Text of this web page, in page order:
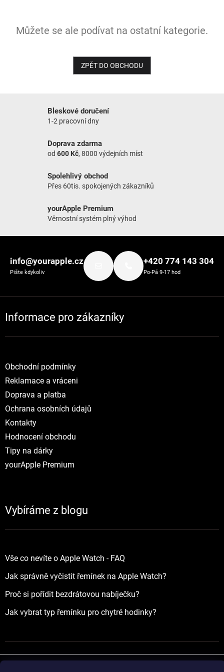
Můžete se ale podívat na ostatní kategorie.
ZPĚT DO OBCHODU
Bleskové doručení
1-2 pracovní dny
Doprava zdarma
od 600 Kč, 8000 výdejních míst
Spolehlivý obchod
Přes 60tis. spokojených zákazníků
yourApple Premium
Věrnostní systém plný výhod
info@yourapple.cz
Pište kdykoliv
+420 774 143 304
Po-Pá 9-17 hod
Informace pro zákazníky
Obchodní podmínky
Reklamace a vráceni
Doprava a platba
Ochrana osobních údajů
Kontakty
Hodnocení obchodu
Tipy na dárky
yourApple Premium
Vybíráme z blogu
Vše co nevíte o Apple Watch - FAQ
Jak správně vyčistit řemínek na Apple Watch?
Proč si pořídit bezdrátovou nabíječku?
Jak vybrat typ řemínku pro chytré hodinky?